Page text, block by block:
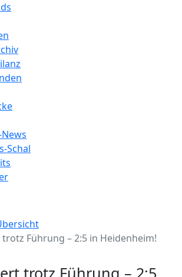
Schal
Führung – 2:5 in Heidenheim!
trotz Führung – 2:5